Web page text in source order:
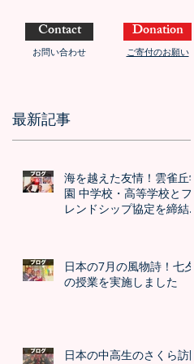
Contact
お問い合わせ
Donation
ご寄付のお願い
最新記事
海を越えた友情！雲雀丘学
園 中学校・高等学校とフ
レンドシップ協定を締結し
日本の7月の風物詩！七夕
の授業を実施しました
日本の中高生のさくら訪問